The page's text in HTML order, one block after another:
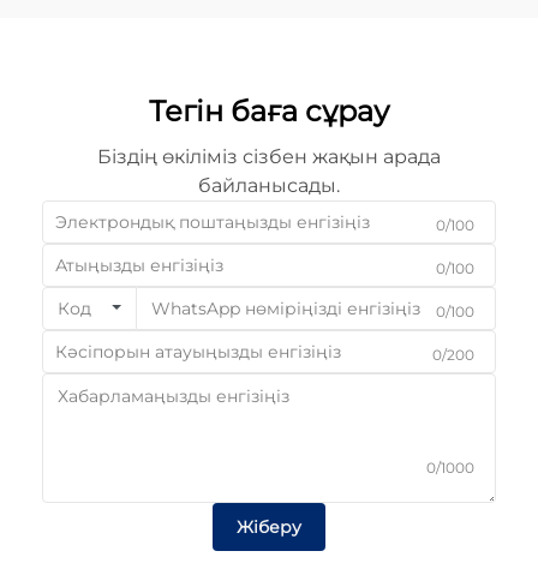
Тегін баға сұрау
Біздің өкіліміз сізбен жақын арада
байланысады.
0/100
0/100
Код 0/100
0/200
0/1000
Жіберу